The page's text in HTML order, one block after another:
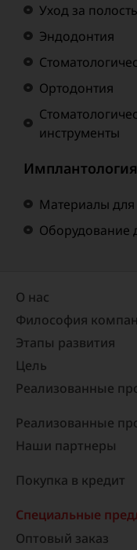
Уход за
Эндодонтия
Ортодонтия
инструменты
Имплантология
Материалы
Оборудование
О нас
Философия
Этапы развития
Цель
Реализованные
Реализованные
Наши партнеры
Покупка в кредит
Специальные
Оптовый заказ